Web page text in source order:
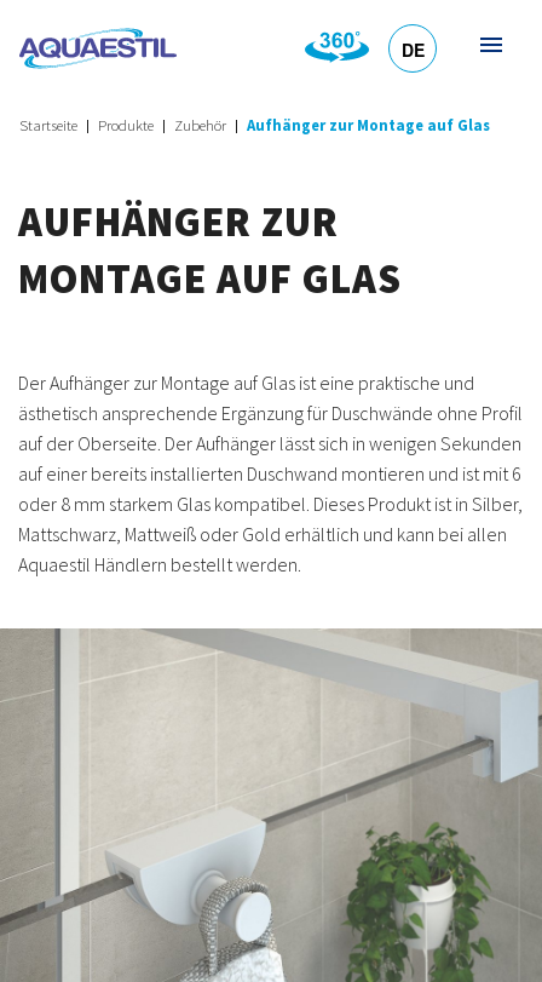
DE
Startseite Produkte Zubehör Aufhänger zur Montage auf Glas
AUFHÄNGER ZUR
MONTAGE AUF GLAS
Der Aufhänger zur Montage auf Glas ist eine praktische und
ästhetisch ansprechende Ergänzung für Duschwände ohne Profil
auf der Oberseite. Der Aufhänger lässt sich in wenigen Sekunden
auf einer bereits installierten Duschwand montieren und ist mit 6
oder 8 mm starkem Glas kompatibel. Dieses Produkt ist in Silber,
Mattschwarz, Mattweiß oder Gold erhältlich und kann bei allen
Aquaestil Händlern bestellt werden.